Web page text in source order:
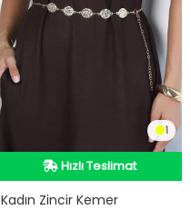
1
Hızlı Teslimat
Hızlı Teslimat
Kadın Zincir Kemer